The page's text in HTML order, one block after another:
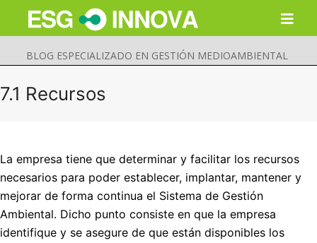
BLOG ESPECIALIZADO EN GESTIÓN MEDIOAMBIENTAL
7.1 Recursos
La empresa tiene que determinar y facilitar los recursos
necesarios para poder establecer, implantar, mantener y
mejorar de forma continua el Sistema de Gestión
Ambiental. Dicho punto consiste en que la empresa
identifique y se asegure de que están disponibles los